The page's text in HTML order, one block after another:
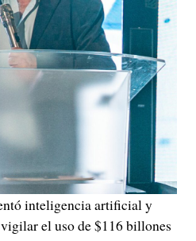
inteligencia artificial y
el uso de $116 billones